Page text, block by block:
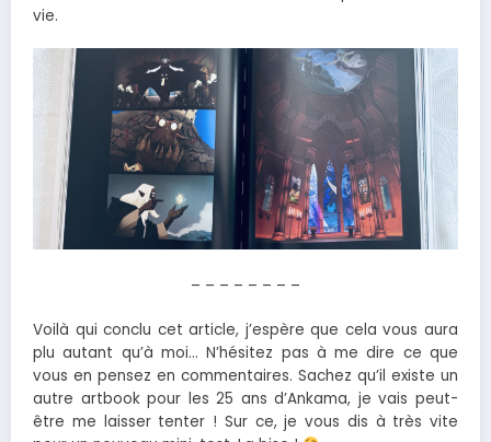
vie.
– – – – – – – –
Voilà qui conclu cet article, j’espère que cela vous aura
plu autant qu’à moi… N’hésitez pas à me dire ce que
vous en pensez en commentaires. Sachez qu’il existe un
autre artbook pour les 25 ans d’Ankama, je vais peut-
être me laisser tenter ! Sur ce, je vous dis à très vite